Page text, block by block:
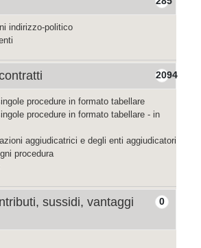
indirizzo-politico
2094
procedure in formato tabellare
procedure in formato tabellare - in
aggiudicatrici e degli enti aggiudicatori
procedura
0
sussidi, vantaggi